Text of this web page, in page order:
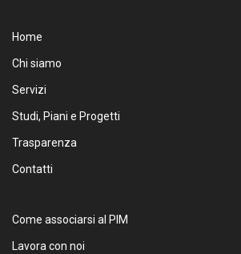
Home
Chi siamo
Servizi
Studi, Piani e Progetti
Trasparenza
Contatti
Come associarsi al PIM
Lavora con noi